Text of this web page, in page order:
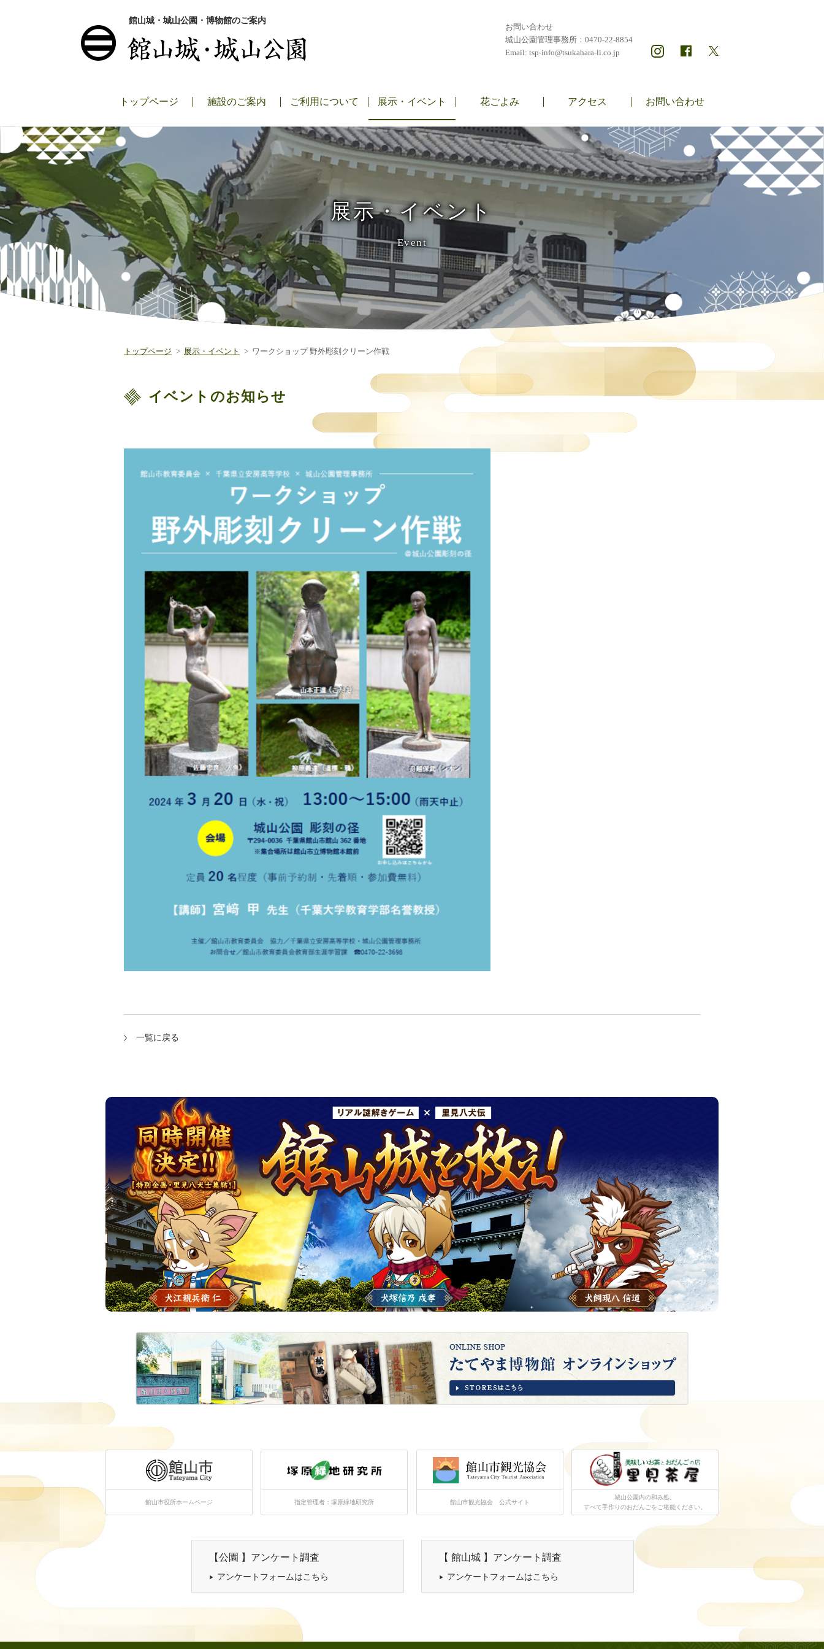
館山城・城山公園・博物館のご案内
トップページ 施設のご案内 ご利用について 展示・イベント 花ごよみ アクセス お問い合わせ
お問い合わせ
城山公園管理事務所： 0470-22-8854
Email: tsp-info@tsukahara-li.co.jp
展示・イベント
Event
トップページ 展示・イベント ワークショップ 野外彫刻クリーン作戦
イベントのお知らせ
一覧に戻る
館山市役所ホームページ 指定管理者：塚原緑地研究所 館山市観光協会 公式サイト
城山公園内の和み処。
すべて手作りのおだんごをご堪能ください。
【公園 】アンケート調査
アンケートフォームはこちら
【 館山城 】アンケート調査
アンケートフォームはこちら